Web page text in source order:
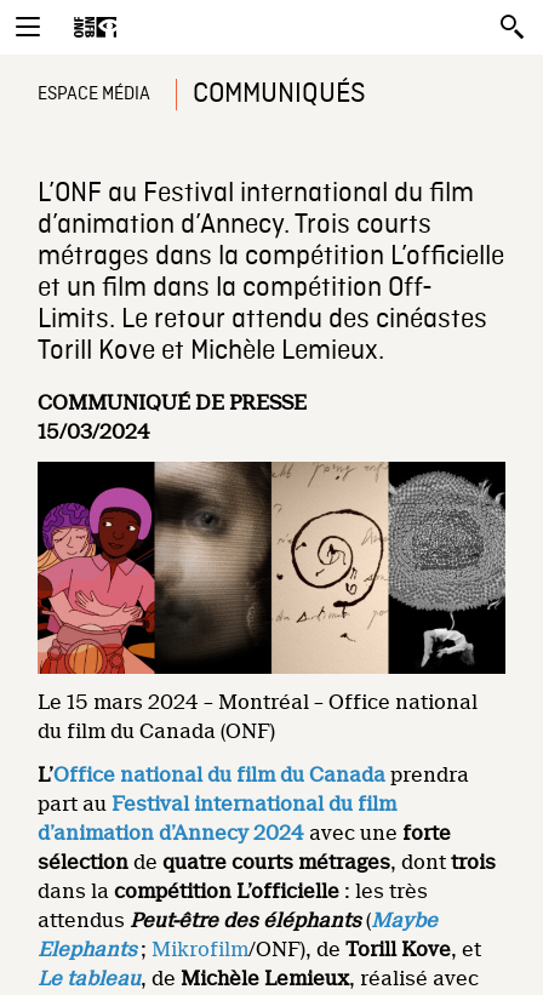
ESPACE MÉDIA COMMUNIQUÉS
L’ONF au Festival international du film
d’animation d’Annecy. Trois courts
métrages dans la compétition L’officielle
et un film dans la compétition Off-
Limits. Le retour attendu des cinéastes
Torill Kove et Michèle Lemieux.
COMMUNIQUÉ DE PRESSE
15/03/2024
Le 15 mars 2024 – Montréal – Office national
du film du Canada (ONF)
L’Office national du film du Canada prendra
part au Festival international du film
d’animation d’Annecy 2024 avec une forte
sélection dequatre courts métrages, donttrois
dans la compétition L’officielle : les très
attendus Peut-être des éléphants(Maybe
Elephants; Mikrofilm/ONF), deTorill Kove, et
Le tableau, de Michèle Lemieux, réalisé avec